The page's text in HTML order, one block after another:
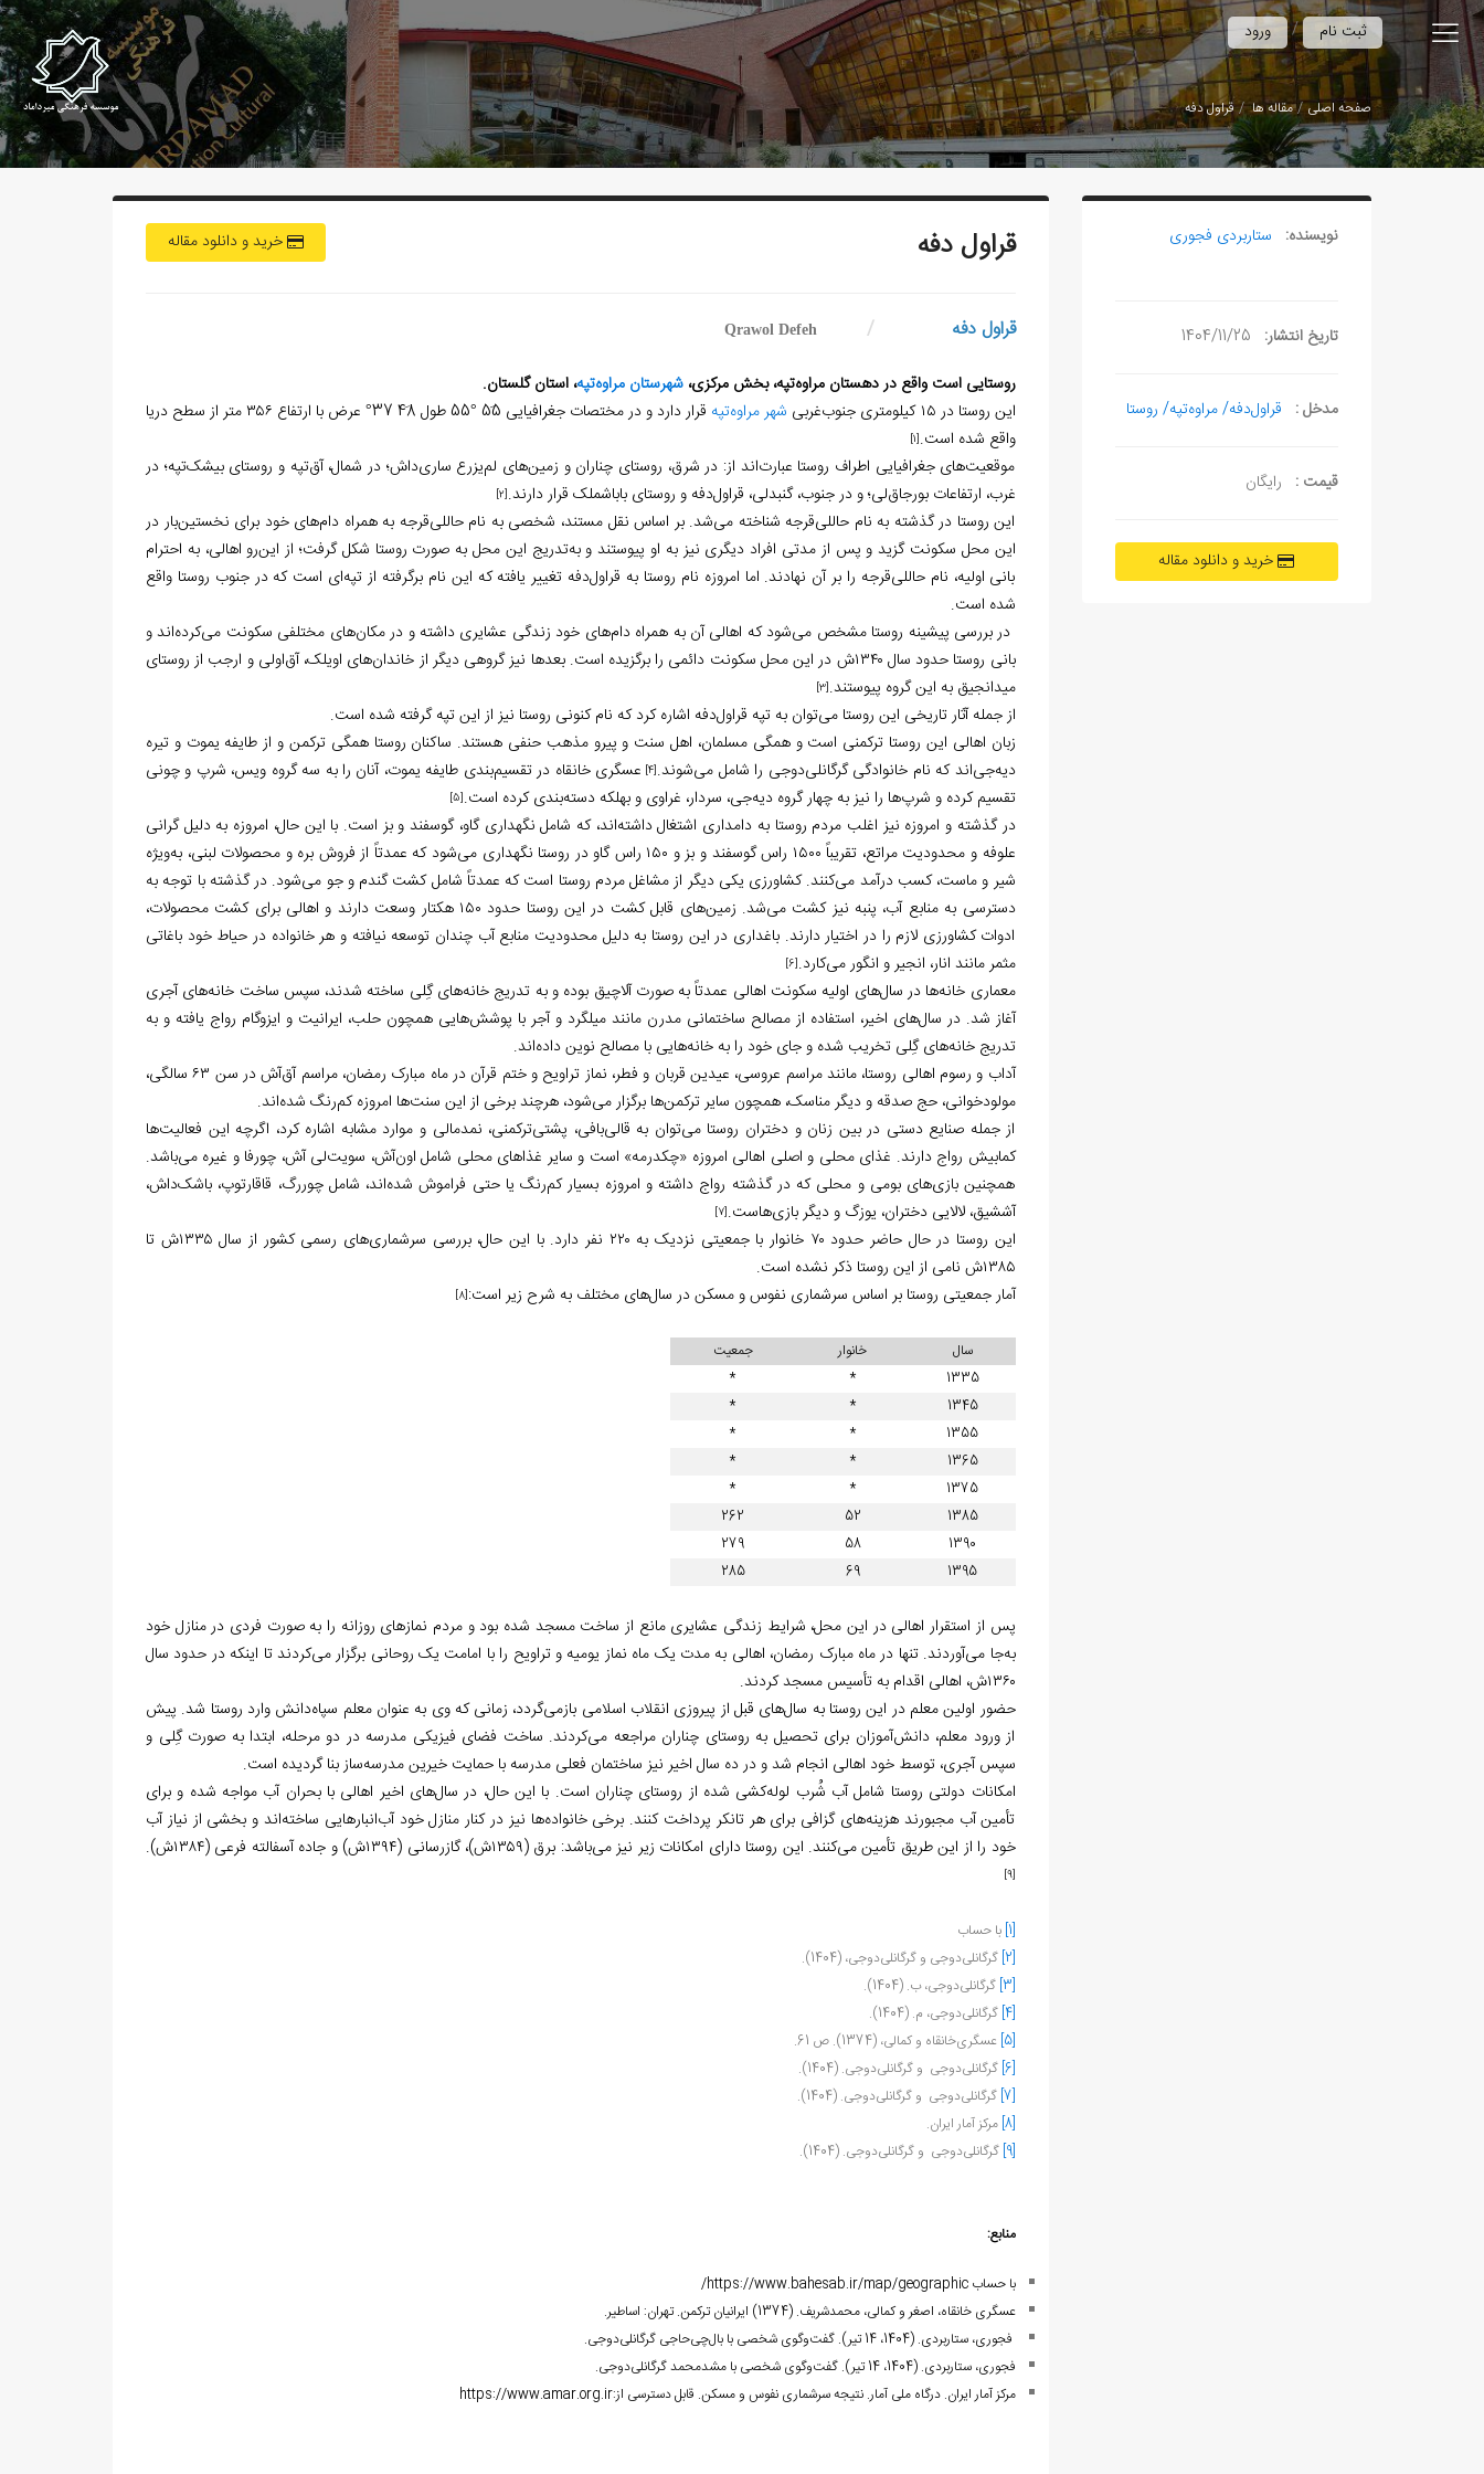
ورود / ثبت نام
صفحه اصلی مقاله ها قراول دفه
نویسنده: ستاربردی فجوری
تاریخ انتشار: 1404/11/25
مدخل : قراول‌دفه/ مراوه‌تپه/ روستا
قیمت : رایگان
خرید و دانلود مقاله
خرید و دانلود مقاله قراول دفه
قراول‌ دفه/
Qrawol Defeh
روستایی است واقع در دهستان مراوه‌تپه، بخش مرکزی،شهرستان مراوه‌تپه، استان گلستان.
این روستا در ۱۵ کیلومتری جنوب‌غربی
شهر مراوه‌تپه
قرار دارد و در مختصات جغرافیایی 55َ °55 طول 48َ 37° عرض با ارتفاع ۳۵۶ متر از سطح دریا
واقع شده است.
[1]
موقعیت‌های جغرافیایی اطراف روستا عبارت‌اند از: در شرق، روستای چناران و زمین‌های لم‌یزرع ساری‌داش؛ در شمال، آق‌تپه و روستای بیشک‌تپه؛ در
غرب، ارتفاعات بورجاق‌لی؛ و در جنوب، گنبدلی، قراول‌دفه و روستای باباشملک قرار دارند.[2]
این روستا در گذشته به نام حاللی‌قرجه شناخته می‌شد. بر اساس نقل مستند، شخصی به نام حاللی‌قرجه به همراه دام‌های خود برای نخستین‌بار در
این محل سکونت گزید و پس از مدتی افراد دیگری نیز به او پیوستند و به‌تدریج این محل به صورت روستا شکل گرفت؛ از این‌رو اهالی، به احترام
بانی اولیه، نام حاللی‌قرجه را بر آن نهادند. اما امروزه نام روستا به قراول‌دفه تغییر یافته که این نام برگرفته از تپه‌ای است که در جنوب روستا واقع
شده است.
در بررسی پیشینه روستا مشخص می‌شود که اهالی آن به همراه دام‌های خود زندگی عشایری داشته و در مکان‌های مختلفی سکونت می‌کرده‌اند و
بانی روستا حدود سال ۱۳۴۰ش در این محل سکونت دائمی را برگزیده است. بعدها نیز گروهی دیگر از خاندان‌های اویلک، آق‌اولی و ارجب از روستای
میدانجیق به این گروه پیوستند.[3]
از جمله آثار تاریخی این روستا می‌توان به تپه قراول‌دفه اشاره کرد که نام کنونی روستا نیز از این تپه گرفته شده است.
زبان اهالی این روستا ترکمنی است و همگی مسلمان، اهل سنت و پیرو مذهب حنفی هستند. ساکنان روستا همگی ترکمن و از طایفه یموت و تیره
دیه‌جی‌اند که نام خانوادگی گرگانلی‌دوجی را شامل می‌شوند.[4]
عسگری خانقاه در تقسیم‌بندی طایفه یموت، آنان را به سه گروه ویس، شرپ و چونی
تقسیم کرده و شرپ‌ها را نیز به چهار گروه دیه‌جی، سردار، غراوی و بهلکه دسته‌بندی کرده است.[5]
در گذشته و امروزه نیز اغلب مردم روستا به دامداری اشتغال داشته‌اند، که شامل نگهداری گاو، گوسفند و بز است. با این حال، امروزه به دلیل گرانی
علوفه و محدودیت مراتع، تقریباً ۱۵۰۰ راس گوسفند و بز و ۱۵۰ راس گاو در روستا نگهداری می‌شود که عمدتاً از فروش بره و محصولات لبنی، به‌ویژه
شیر و ماست، کسب درآمد می‌کنند. کشاورزی یکی دیگر از مشاغل مردم روستا است که عمدتاً شامل کشت گندم و جو می‌شود. در گذشته با توجه به
دسترسی به منابع آب، پنبه نیز کشت می‌شد. زمین‌های قابل کشت در این روستا حدود ۱۵۰ هکتار وسعت دارند و اهالی برای کشت محصولات،
ادوات کشاورزی لازم را در اختیار دارند. باغداری در این روستا به دلیل محدودیت منابع آب چندان توسعه نیافته و هر خانواده در حیاط خود باغاتی
مثمر مانند انار، انجیر و انگور می‌کارد.[6]
معماری خانه‌ها در سال‌های اولیه سکونت اهالی عمدتاً به صورت آلاچیق بوده و به تدریج خانه‌های گِلی ساخته شدند، سپس ساخت خانه‌های آجری
آغاز شد. در سال‌های اخیر، استفاده از مصالح ساختمانی مدرن مانند میلگرد و آجر با پوشش‌هایی همچون حلب، ایرانیت و ایزوگام رواج یافته و به
تدریج خانه‌های گِلی تخریب شده و جای خود را به خانه‌هایی با مصالح نوین داده‌اند.
آداب و رسوم اهالی روستا، مانند مراسم عروسی، عیدین قربان و فطر، نماز تراویح و ختم قرآن در ماه مبارک رمضان، مراسم آق‌آش در سن ۶۳ سالگی،
مولودخوانی، حج صدقه و دیگر مناسک، همچون سایر ترکمن‌ها برگزار می‌شود، هرچند برخی از این سنت‌ها امروزه کم‌رنگ شده‌اند.
از جمله صنایع دستی در بین زنان و دختران روستا می‌توان به قالی‌بافی، پشتی‌ترکمنی، نمدمالی و موارد مشابه اشاره کرد، اگرچه این فعالیت‌ها
کمابیش رواج دارند. غذای محلی و اصلی اهالی امروزه «چکدرمه» است و سایر غذاهای محلی شامل اون‌آش، سویت‌لی آش، چورفا و غیره می‌باشد.
همچنین بازی‌های بومی و محلی که در گذشته رواج داشته و امروزه بسیار کم‌رنگ یا حتی فراموش شده‌اند، شامل چوررگ، قاقارتوپ، باشک‌داش،
آششیق، لالایی دختران، یوزگ و دیگر بازی‌هاست.[7]
این روستا در حال حاضر حدود ۷۰ خانوار با جمعیتی نزدیک به ۲۲۰ نفر دارد. با این حال، بررسی سرشماری‌های رسمی کشور از سال ۱۳۳۵ش تا
۱۳۸۵ش نامی از این روستا ذکر نشده است.
آمار جمعیتی روستا بر اساس سرشماری نفوس و مسکن در سال‌های مختلف به شرح زیر است:[8]
سال خانوار
جمعیت
1335
*
*
1345
*
*
1355
*
*
1365
*
*
1375
*
*
1385
52
262
1390
58
279
1395
69
285
پس از استقرار اهالی در این محل، شرایط زندگی عشایری مانع از ساخت مسجد شده بود و مردم نمازهای روزانه را به صورت فردی در منازل خود
به‌جا می‌آوردند. تنها در ماه مبارک رمضان، اهالی به مدت یک ماه نماز یومیه و تراویح را با امامت یک روحانی برگزار می‌کردند تا اینکه در حدود سال
۱۳۶۰ش، اهالی اقدام به تأسیس مسجد کردند.
حضور اولین معلم در این روستا به سال‌های قبل از پیروزی انقلاب اسلامی بازمی‌گردد، زمانی که وی به عنوان معلم سپاه‌دانش وارد روستا شد. پیش
از ورود معلم، دانش‌آموزان برای تحصیل به روستای چناران مراجعه می‌کردند. ساخت فضای فیزیکی مدرسه در دو مرحله، ابتدا به صورت گِلی و
سپس آجری، توسط خود اهالی انجام شد و در ده سال اخیر نیز ساختمان فعلی مدرسه با حمایت خیرین مدرسه‌ساز بنا گردیده است.
امکانات دولتی روستا شامل آب شُرب لوله‌کشی شده از روستای چناران است. با این حال، در سال‌های اخیر اهالی با بحران آب مواجه شده و برای
تأمین آب مجبورند هزینه‌های گزافی برای هر تانکر پرداخت کنند. برخی خانواده‌ها نیز در کنار منازل خود آب‌انبارهایی ساخته‌اند و بخشی از نیاز آب
خود را از این طریق تأمین می‌کنند. این روستا دارای امکانات زیر نیز می‌باشد: برق (۱۳۵۹ش)، گازرسانی (۱۳۹۴ش) و جاده آسفالته فرعی (۱۳۸۴ش).
[9]
[1] با حساب
[2] گرگانلی‌دوجی و گرگانلی‌دوجی، (1404).
[3] گرگانلی‌دوجی، ب. (1404).
[4] گرگانلی‌دوجی، م. (1404).
[5] عسگری‌خانقاه و کمالی، (1374). ص 61.
[6] گرگانلی‌دوجی و گرگانلی‌دوجی. (1404).
[7] گرگانلی‌دوجی و گرگانلی‌دوجی. (1404).
[8]
مرکز آمار ایران.
[9] گرگانلی‌دوجی و گرگانلی‌دوجی. (1404).
منابع:
با حسابhttps://www.bahesab.ir/map/geographic
/
عسگری خانقاه، اصغر و کمالی، محمدشریف. (1374) ایرانیان ترکمن. تهران: اساطیر.
فجوری، ستاربردی. (1404، 14 تیر). گفت‌وگوی شخصی با بال‌چی‌حاجی گرگانلی‌دوجی.
فجوری، ستاربردی. (1404، 14 تیر). گفت‌وگوی شخصی با مشدمحمد گرگانلی‌دوجی.
مرکز آمار ایران. درگاه ملی آمار. نتیجه سرشماری نفوس و مسکن. قابل دسترسی از:https://www.amar.org.ir